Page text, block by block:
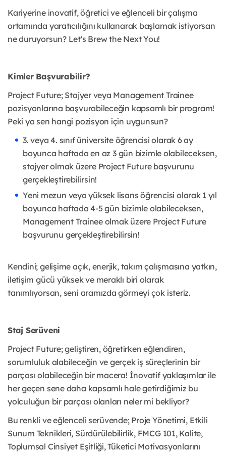
Kariyerine inovatif, öğretici ve eğlenceli bir çalışma
ortamında yaratıcılığını kullanarak başlamak istiyorsan
ne duruyorsun? Let's Brew the Next You!
Kimler Başvurabilir?
Project Future; Stajyer veya Management Trainee
pozisyonlarına başvurabileceğin kapsamlı bir program!
Peki ya sen hangi pozisyon için uygunsun?
3. veya 4. sınıf üniversite öğrencisi olarak 6 ay
boyunca haftada en az 3 gün bizimle olabileceksen,
stajyer olmak üzere Project Future başvurunu
gerçekleştirebilirsin!
Yeni mezun veya yüksek lisans öğrencisi olarak 1 yıl
boyunca haftada 4-5 gün bizimle olabileceksen,
Management Trainee olmak üzere Project Future
başvurunu gerçekleştirebilirsin!
Kendini; gelişime açık, enerjik, takım çalışmasına yatkın,
iletişim gücü yüksek ve meraklı biri olarak
tanımlıyorsan, seni aramızda görmeyi çok isteriz.
Staj Serüveni
Project Future; geliştiren, öğretirken eğlendiren,
sorumluluk alabileceğin ve gerçek iş süreçlerinin bir
parçası olabileceğin bir macera! İnovatif yaklaşımlar ile
her geçen sene daha kapsamlı hale getirdiğimiz bu
yolculuğun bir parçası olanları neler mi bekliyor?
Bu renkli ve eğlenceli serüvende; Proje Yönetimi, Etkili
Sunum Teknikleri, Sürdürülebilirlik, FMCG 101, Kalite,
Toplumsal Cinsiyet Eşitliği, Tüketici Motivasyonlarını